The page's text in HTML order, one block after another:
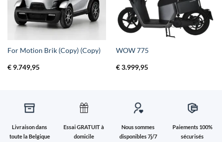
For Motion Brik (Copy) (Copy)
€9.749,95
WOW 775
€3.999,95
Livraison dans
toute la Belgique
Essai GRATUIT à
domicile
Nous sommes
disponibles 7j/7
Paiements 100%
sécurisés